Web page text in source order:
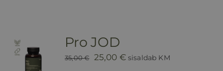
HINNAKIRI Pro JOD
35,00€
Algne
25,00 €Praegune
sisaldab KM